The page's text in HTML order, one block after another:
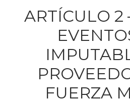
ARTÍCULO 2
FUERZA